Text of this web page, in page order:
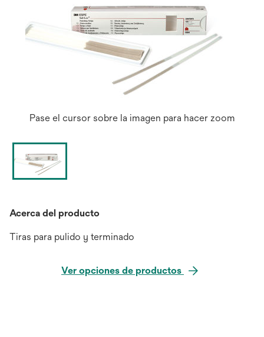
Pase el cursor sobre la imagen para hacer zoom
Acerca del producto
Tiras para pulido y terminado
Ver opciones de productos